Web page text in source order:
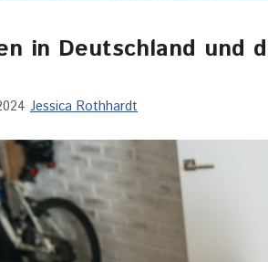
in Deutschland und
Jessica Rothhardt